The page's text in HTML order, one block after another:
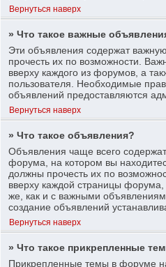
Вернуться наверх
» Что такое важные
Эти объявления содержат
прочесть их по возможности.
вверху каждого из форумов, а
пользователя. Необходимые
объявлений предоставляются
Вернуться наверх
» Что такое объявления?
Объявления чаще всего
форума, на котором вы
должны прочесть их по
вверху каждой страницы
же, как и с важными
создание объявлений
Вернуться наверх
» Что такое прикрепленные
Прикрепленные темы в форуме